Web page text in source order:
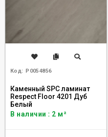
Код: Р0054856
Каменный SPC ламинат
Respect Floor 4201 Дуб
Белый
В наличии : 2 м²